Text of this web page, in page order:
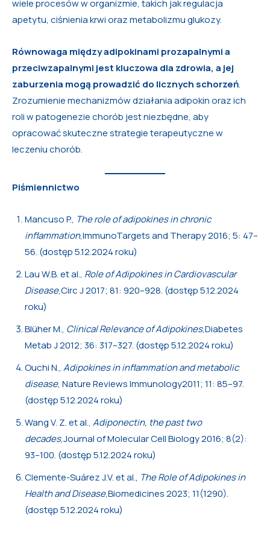
wiele procesów w organizmie, takich jak regulacja
apetytu, ciśnienia krwi oraz metabolizmu glukozy.
Równowaga między adipokinami prozapalnymi a
przeciwzapalnymi jest kluczowa dla zdrowia, a jej
zaburzenia mogą prowadzić do licznych schorzeń.
Zrozumienie mechanizmów działania adipokin oraz ich
roli w patogenezie chorób jest niezbędne, aby
opracować skuteczne strategie terapeutyczne w
leczeniu chorób.
Piśmiennictwo
Mancuso P., The role of adipokines in chronic
inflammation,ImmunoTargets and Therapy 2016; 5: 47–
56. (dostęp 5.12.2024 roku)
Lau W.B. et al., Role of Adipokines in Cardiovascular
Disease,Circ J 2017; 81: 920–928. (dostęp 5.12.2024
roku)
Blüher M., Clinical Relevance of Adipokines,Diabetes
Metab J 2012; 36: 317–327. (dostęp 5.12.2024 roku)
Ouchi N., Adipokines in inflammation and metabolic
disease, Nature Reviews Immunology2011; 11: 85–97.
(dostęp 5.12.2024 roku)
Wang V. Z. et al., Adiponectin, the past two
decades,Journal of Molecular Cell Biology 2016; 8(2):
93–100. (dostęp 5.12.2024 roku)
Clemente-Suárez J.V. et al., The Role of Adipokines in
Health and Disease,Biomedicines 2023; 11(1290).
(dostęp 5.12.2024 roku)